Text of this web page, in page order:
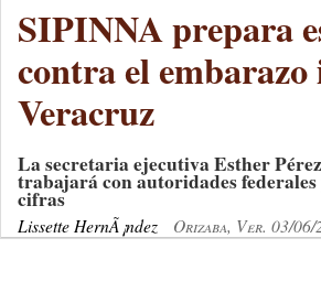
SIPINNA prepara
contra el
Veracruz
La secretaria ejecutiva Esther
trabajará con autoridades
cifras
Lissette HernÃ¡ndez Orizaba, Ver. 03/06/